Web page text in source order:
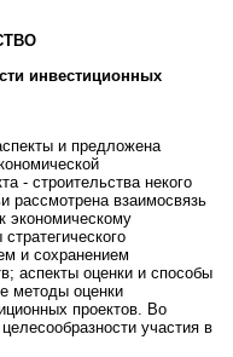
инвестиционных
и предложена
- строительства некого
рассмотрена взаимосвязь
экономическому
и сохранением
аспекты оценки и способы
методы оценки
проектов. Во
участия в